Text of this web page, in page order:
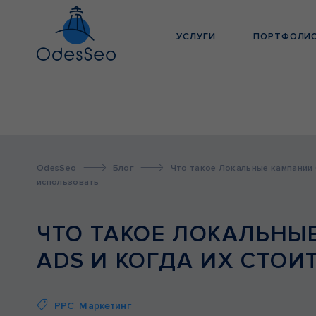
УСЛУГИ
OdesSeo Блог
Что такое Локальные кампании
использовать
ЧТО ТАКОЕ
ADS И КОГДА ИХ
PPC, Маркетинг